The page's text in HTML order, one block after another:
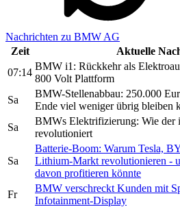
Nachrichten zu BMW AG
Zeit
Aktuelle
07:14
BMW i1: Rückkehr als
800 Volt Plattform
Sa
BMW-Stellenabbau: 250.000
Ende viel weniger übrig bleiben
Sa
BMWs Elektrifizierung: Wie der
revolutioniert
Sa
Batterie-Boom: Warum Tesla,
Lithium-Markt revolutionieren -
davon profitieren könnte
Fr
BMW verschreckt Kunden mit
Infotainment-Display